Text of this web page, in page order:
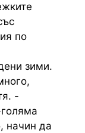
по
зими.
-
начин да